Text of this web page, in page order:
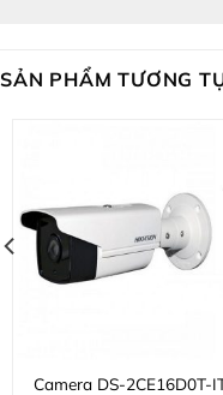
SẢN PHẨM TƯƠNG
Camera DS-2CE16D0T-